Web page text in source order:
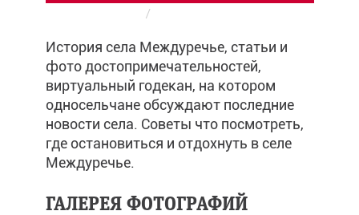
/
История села Междуречье, статьи и
фото достопримечательностей,
виртуальный годекан, на котором
односельчане обсуждают последние
новости села. Советы что посмотреть,
где остановиться и отдохнуть в селе
Междуречье.
ГАЛЕРЕЯ ФОТОГРАФИЙ